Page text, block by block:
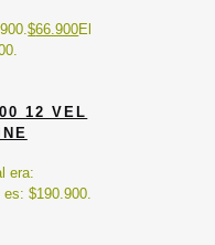
$66.900El
12 VEL
era:
$190.900.